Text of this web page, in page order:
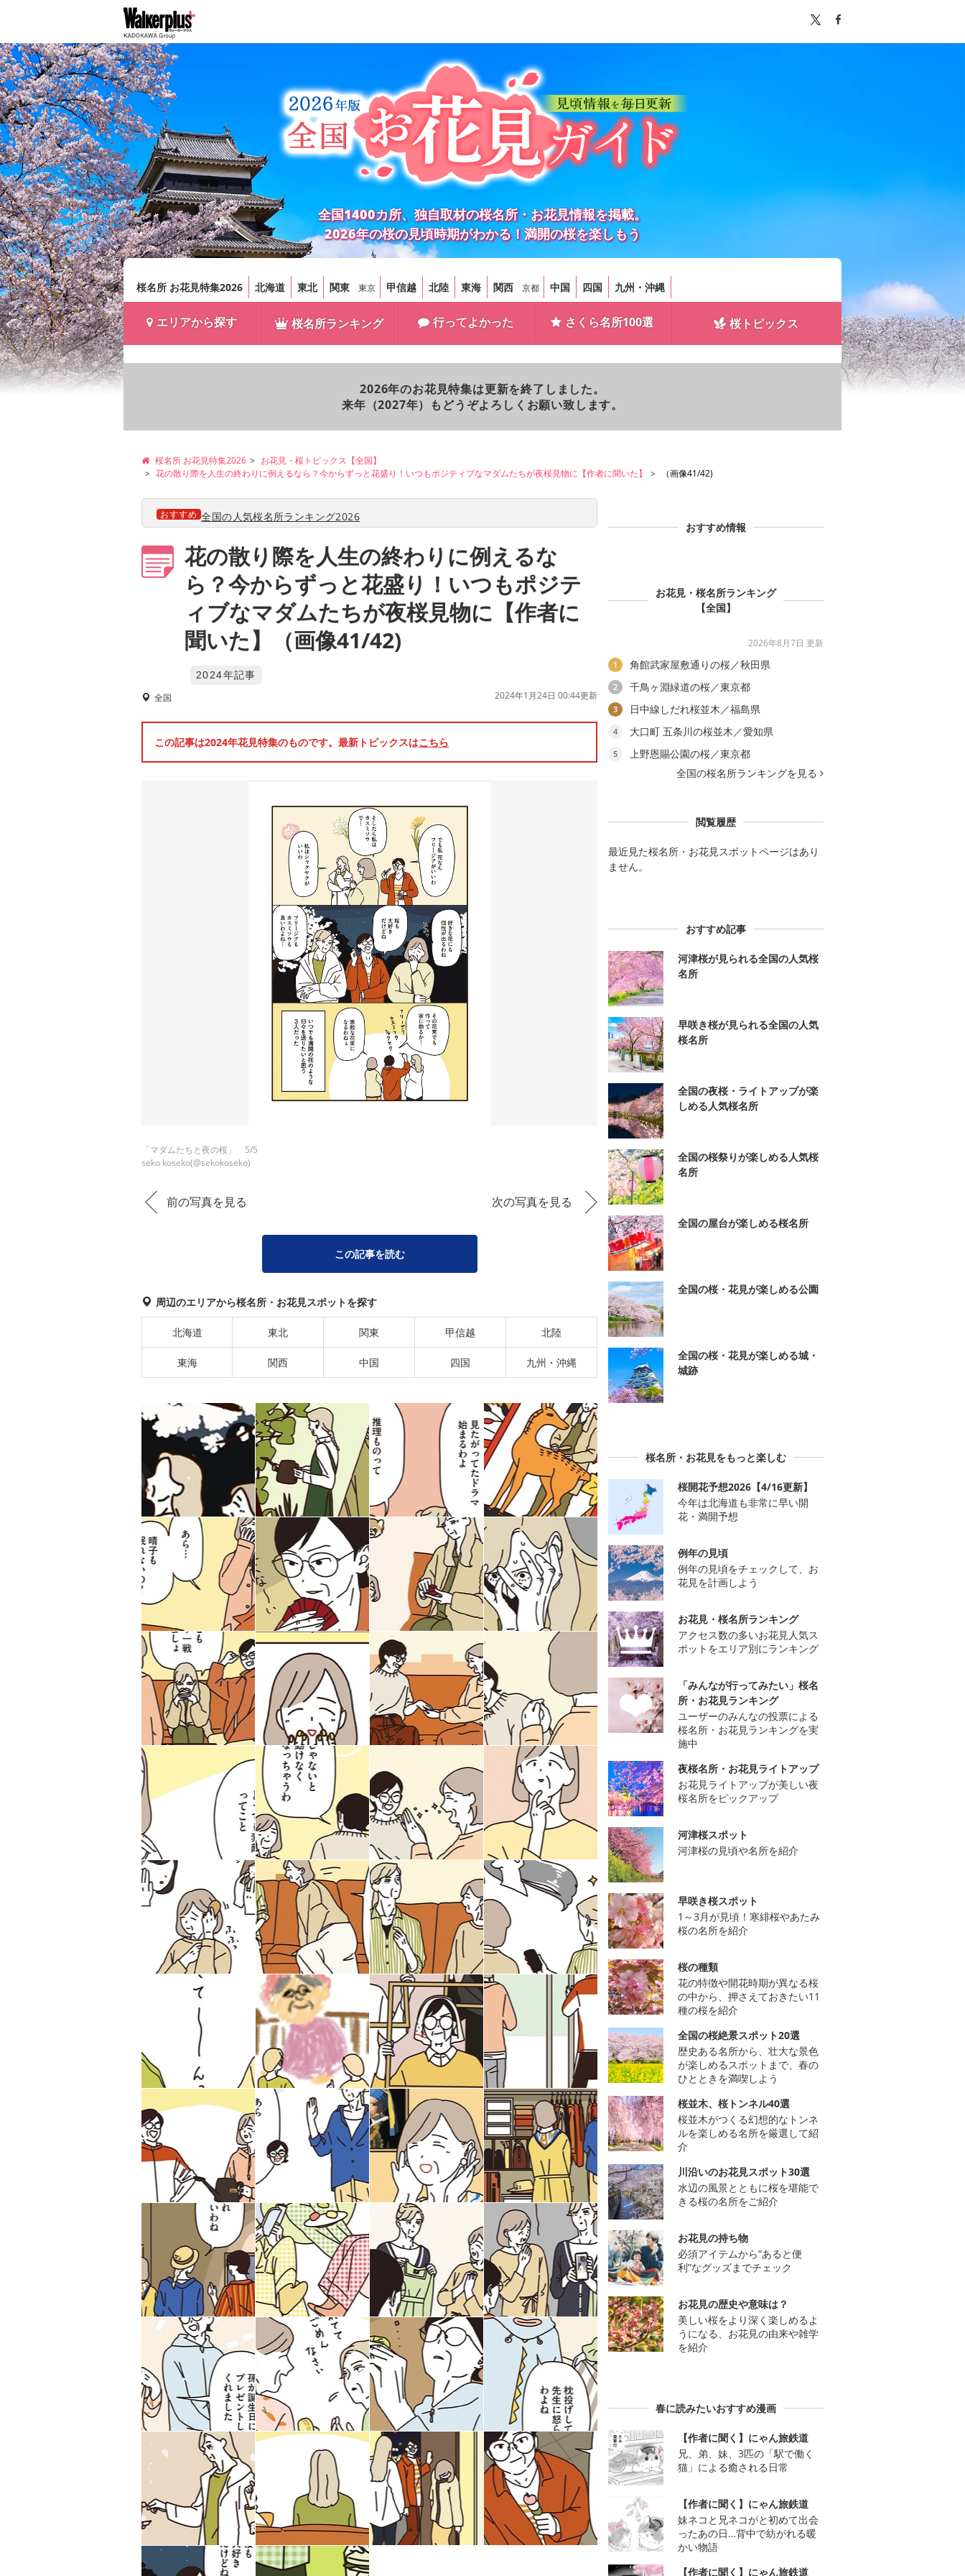
全国1400カ所、独自取材の桜名所・お花見情報を掲載。
2026年の桜の見頃時期がわかる！満開の桜を楽しもう
桜名所 お花見特集2026 北海道 東北 関東 東京 甲信越 北陸 東海 関西 京都 中国 四国 九州・沖縄
エリアから探す 桜名所ランキング 行ってよかった さくら名所100選 桜トピックス
2026年のお花見特集は更新を終了しました。
来年（2027年）もどうぞよろしくお願い致します。
桜名所 お花見特集2026
お花見・桜トピックス【全国】
花の散り際を人生の終わりに例えるなら？今からずっと花盛り！いつもポジティブなマダムたちが夜桜見物に【作者に聞いた】
（画像41/42)
おすすめ 全国の人気桜名所ランキング2026
花の散り際を人生の終わりに例えるな
ら？今からずっと花盛り！いつもポジテ
ィブなマダムたちが夜桜見物に【作者に
聞いた】（画像41/42)
2024年記事
全国 2024年1月24日 00:44更新
この記事は2024年花見特集のものです。最新トピックスはこちら
「マダムたちと夜の桜」 5/5
seko koseko(@sekokoseko)
前の写真を見る 次の写真を見る
この記事を読む
周辺のエリアから桜名所・お花見スポットを探す
北海道 東北 関東 甲信越 北陸
東海 関西 中国 四国 九州・沖縄
おすすめ情報
お花見・桜名所ランキング
【全国】
2026年8月7日 更新
1 角館武家屋敷通りの桜／秋田県
2 千鳥ヶ淵緑道の桜／東京都
3 日中線しだれ桜並木／福島県
4 大口町 五条川の桜並木／愛知県
5
上野恩賜公園の桜／東京都
全国の桜名所ランキングを見る
閲覧履歴
最近見た桜名所・お花見スポットページはあり
ません。
おすすめ記事
河津桜が見られる全国の人気桜
名所
早咲き桜が見られる全国の人気
桜名所
全国の夜桜・ライトアップが楽
しめる人気桜名所
全国の桜祭りが楽しめる人気桜
名所
全国の屋台が楽しめる桜名所
全国の桜・花見が楽しめる公園
全国の桜・花見が楽しめる城・
城跡
桜名所・お花見をもっと楽しむ
桜開花予想2026【4/16更新】
今年は北海道も非常に早い開
花・満開予想
例年の見頃
例年の見頃をチェックして、お
花見を計画しよう
お花見・桜名所ランキング
アクセス数の多いお花見人気ス
ポットをエリア別にランキング
「みんなが行ってみたい」桜名
所・お花見ランキング
ユーザーのみんなの投票による
桜名所・お花見ランキングを実
施中
夜桜名所・お花見ライトアップ
お花見ライトアップが美しい夜
桜名所をピックアップ
河津桜スポット
河津桜の見頃や名所を紹介
早咲き桜スポット
1～3月が見頃！寒緋桜やあたみ
桜の名所を紹介
桜の種類
花の特徴や開花時期が異なる桜
の中から、押さえておきたい11
種の桜を紹介
全国の桜絶景スポット20選
歴史ある名所から、壮大な景色
が楽しめるスポットまで、春の
ひとときを満喫しよう
桜並木、桜トンネル40選
桜並木がつくる幻想的なトンネ
ルを楽しめる名所を厳選して紹
介
川沿いのお花見スポット30選
水辺の風景とともに桜を堪能で
きる桜の名所をご紹介
お花見の持ち物
必須アイテムから“あると便
利”なグッズまでチェック
お花見の歴史や意味は？
美しい桜をより深く楽しめるよ
うになる、お花見の由来や雑学
を紹介
春に読みたいおすすめ漫画
【作者に聞く】にゃん旅鉄道
兄、弟、妹、3匹の「駅で働く
猫」による癒される日常
【作者に聞く】にゃん旅鉄道
妹ネコと兄ネコがと初めて出会
ったあの日…背中で紡がれる暖
かい物語
【作者に聞く】にゃん旅鉄道